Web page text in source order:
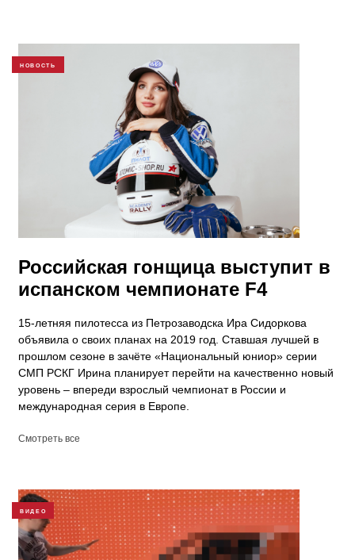
НОВОСТЬ
Российская гонщица выступит в
испанском чемпионате F4
15-летняя пилотесса из Петрозаводска Ира Сидоркова
объявила о своих планах на 2019 год. Ставшая лучшей в
прошлом сезоне в зачёте «Национальный юниор» серии
СМП РСКГ Ирина планирует перейти на качественно новый
уровень – впереди взрослый чемпионат в России и
международная серия в Европе.
Смотреть все
ВИДЕО